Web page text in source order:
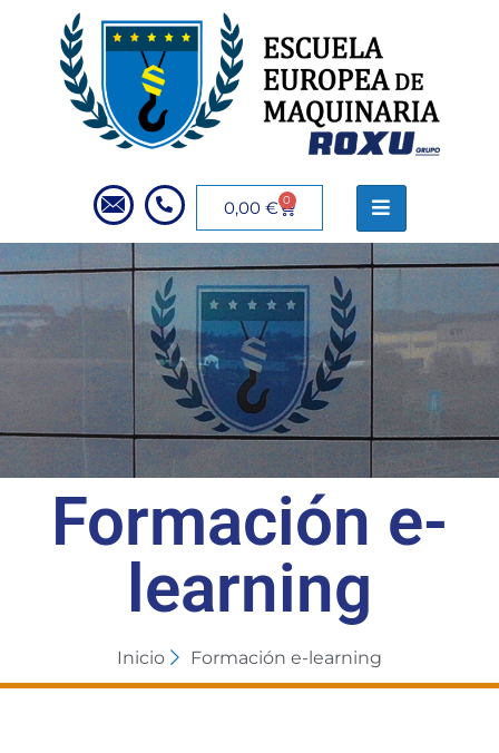
0,00 € 0
Formación e-
learning
Inicio Formación e-learning